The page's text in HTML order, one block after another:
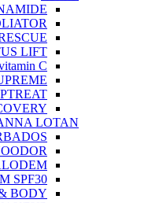
LIFT
C
LOTAN
SPF30
BODY